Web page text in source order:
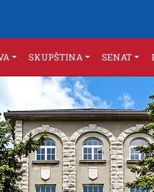
SKUPŠTINA SENAT